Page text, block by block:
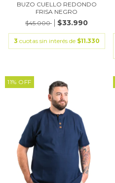
BUZO CUELLO REDONDO
FRISA NEGRO
$45.000
$33.990
3 cuotas sin interés de $11.330
11% OFF